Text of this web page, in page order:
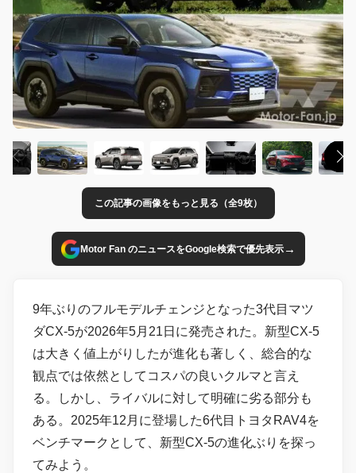
この記事の画像をもっと見る（全9枚）
Motor Fan のニュースをGoogle検索で優先表示→
9年ぶりのフルモデルチェンジとなった3代目マツ
ダCX-5が2026年5月21日に発売された。新型CX-5
は大きく値上がりしたが進化も著しく、総合的な
観点では依然としてコスパの良いクルマと言え
る。しかし、ライバルに対して明確に劣る部分も
ある。2025年12月に登場した6代目トヨタRAV4を
ベンチマークとして、新型CX-5の進化ぶりを探っ
てみよう。